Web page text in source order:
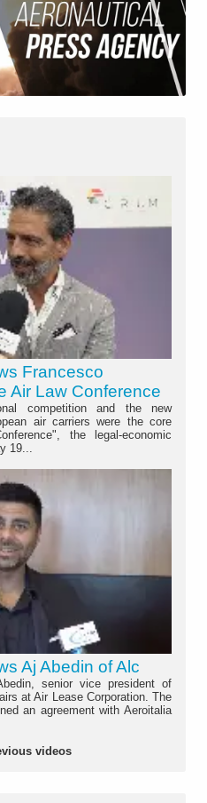
Francesco
Air Law Conference
competition and the new
air carriers were the core
the legal-economic
19...
Aj Abedin of Alc
senior vice president of
at Air Lease Corporation. The
an agreement with Aeroitalia
videos